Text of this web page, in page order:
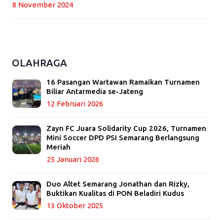
8 November 2024
OLAHRAGA
16 Pasangan Wartawan Ramaikan Turnamen
Biliar Antarmedia se-Jateng
12 Februari 2026
Zayn FC Juara Solidarity Cup 2026, Turnamen
Mini Soccer DPD PSI Semarang Berlangsung
Meriah
25 Januari 2026
Duo Altet Semarang Jonathan dan Rizky,
Buktikan Kualitas di PON Beladiri Kudus
13 Oktober 2025